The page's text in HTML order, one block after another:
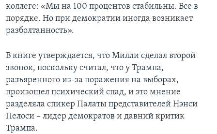
коллеге: «Мы на 100 процентов стабильны. Все в
порядке. Но при демократии иногда возникает
разболтанность».
В книге утверждается, что Милли сделал второй
звонок, поскольку считал, что у Трампа,
разъяренного из-за поражения на выборах,
произошел психический спад, и это мнение
разделяла спикер Палаты представителей Нэнси
Пелоси – лидер демократов и давний критик
Трампа.